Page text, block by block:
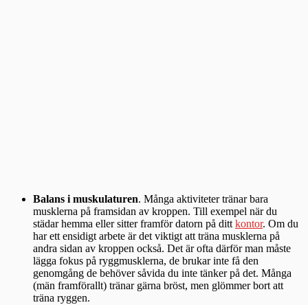
Balans i muskulaturen. Många aktiviteter tränar bara
musklerna på framsidan av kroppen. Till exempel när du
städar hemma eller sitter framför datorn på dittkontor. Om du
har ett ensidigt arbete är det viktigt att träna musklerna på
andra sidan av kroppen också. Det är ofta därför man måste
lägga fokus på ryggmusklerna, de brukar inte få den
genomgång de behöver såvida du inte tänker på det. Många
(män framförallt) tränar gärna bröst, men glömmer bort att
träna ryggen.